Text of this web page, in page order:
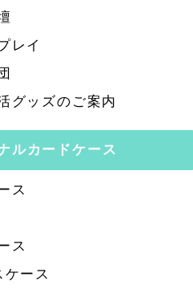
レイ
グッズのご案内
ルカードケース
ス
ス
ース